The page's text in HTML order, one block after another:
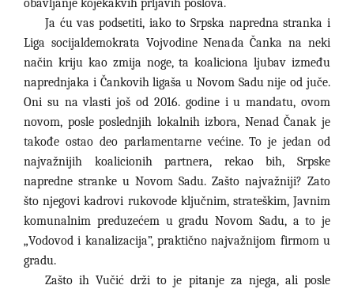
obavljanje kojekakvih prljavih poslova.
Ja ću vas podsetiti, iako to Srpska napredna stranka i
Liga socijaldemokrata Vojvodine Nenada Čanka na neki
način kriju kao zmija noge, ta koaliciona ljubav između
naprednjaka i Čankovih ligaša u Novom Sadu nije od juče.
Oni su na vlasti još od 2016. godine i u mandatu, ovom
novom, posle poslednjih lokalnih izbora, Nenad Čanak je
takođe ostao deo parlamentarne većine. To je jedan od
najvažnijih koalicionih partnera, rekao bih, Srpske
napredne stranke u Novom Sadu. Zašto najvažniji? Zato
što njegovi kadrovi rukovode ključnim, strateškim, Javnim
komunalnim preduzećem u gradu Novom Sadu, a to je
„Vodovod i kanalizacija”, praktično najvažnijom firmom u
gradu.
Zašto ih Vučić drži to je pitanje za njega, ali posle